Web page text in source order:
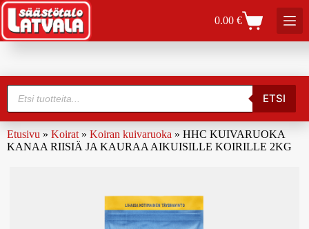
0.00€
ETSI
Etusivu » Koirat » Koiran kuivaruoka » HHC KUIVARUOKA
KANAA RIISIÄ JA KAURAA AIKUISILLE KOIRILLE 2KG